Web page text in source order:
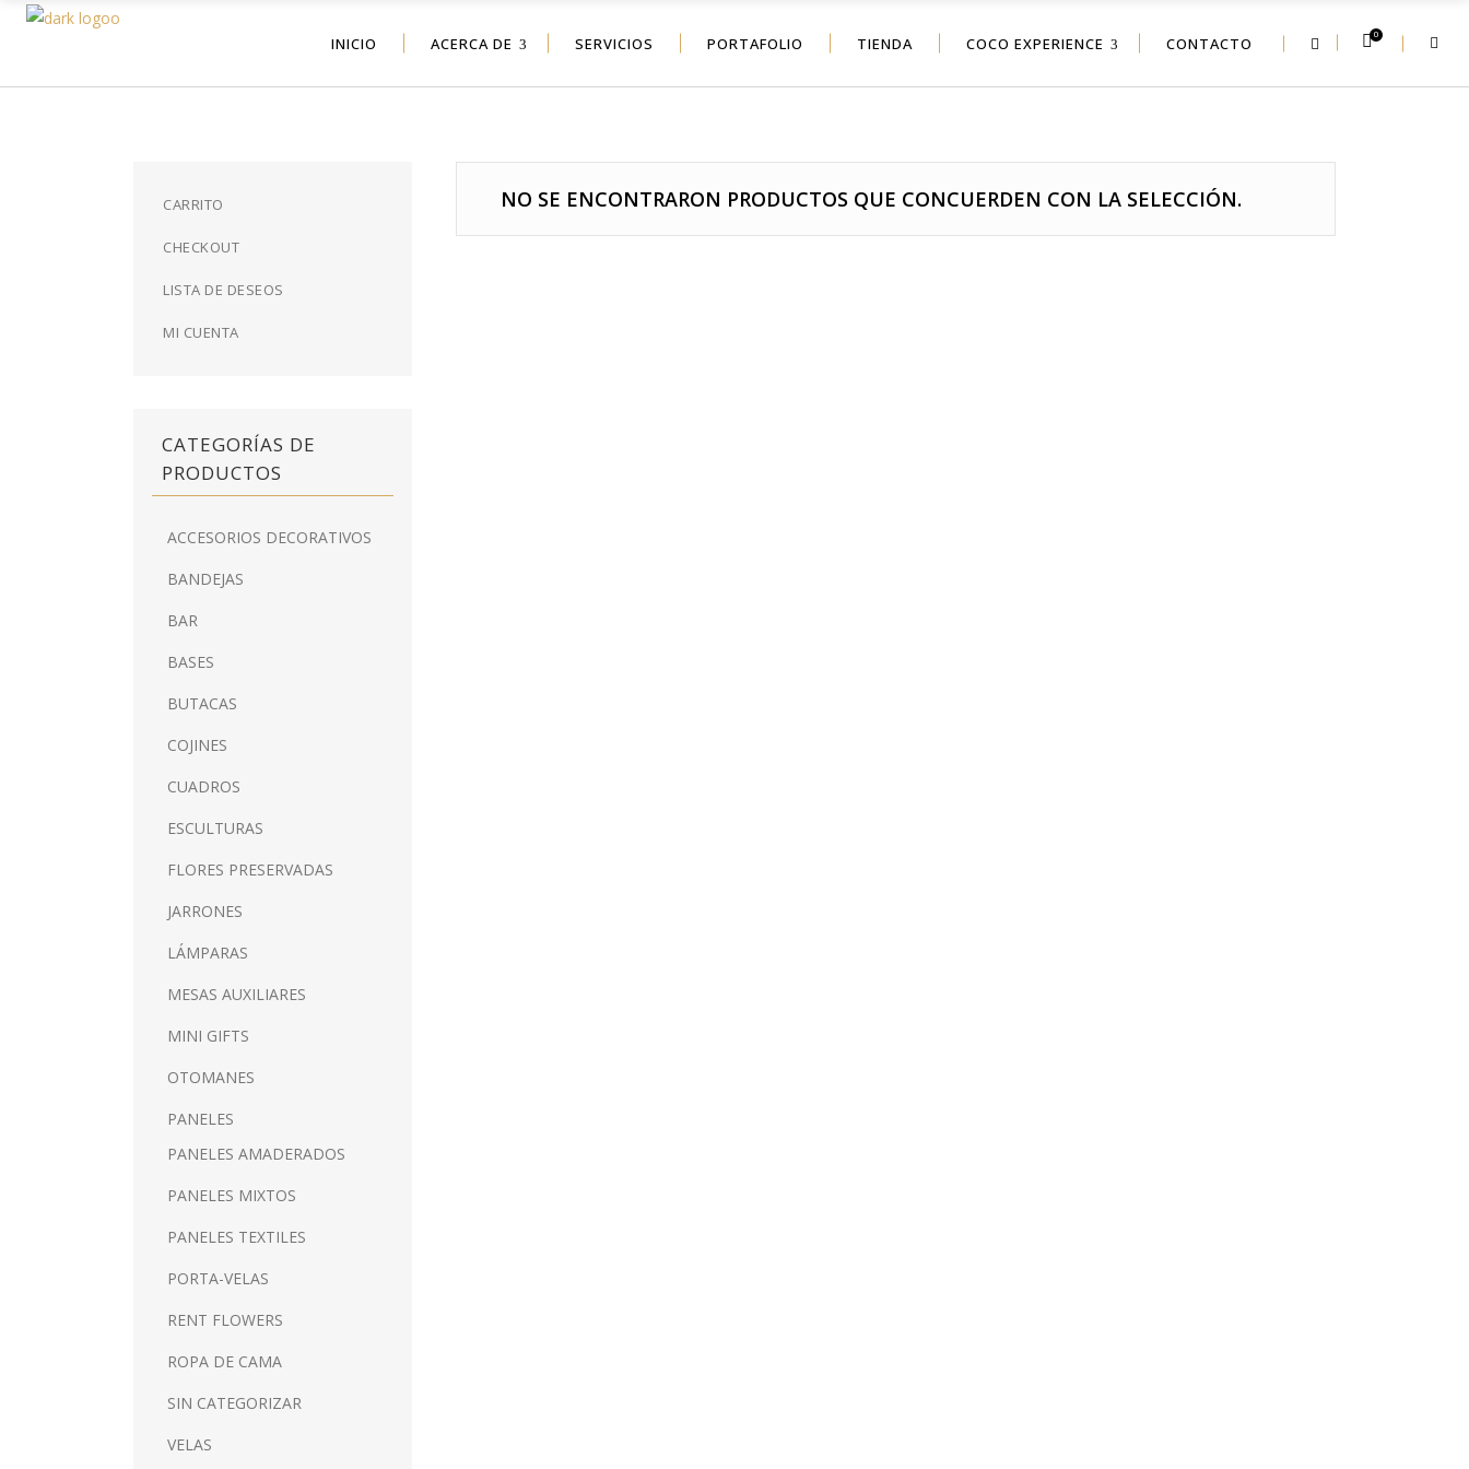
INICIO ACERCA DE SERVICIOS PORTAFOLIO TIENDA COCO EXPERIENCE CONTACTO 0
CARRITO
CHECKOUT
LISTA DE DESEOS
MI CUENTA
CATEGORÍAS DE
PRODUCTOS
ACCESORIOS DECORATIVOS
BANDEJAS
BAR
BASES
BUTACAS
COJINES
CUADROS
ESCULTURAS
FLORES PRESERVADAS
JARRONES
LÁMPARAS
MESAS AUXILIARES
MINI GIFTS
OTOMANES
PANELES
PANELES AMADERADOS
PANELES MIXTOS
PANELES TEXTILES
PORTA-VELAS
RENT FLOWERS
ROPA DE CAMA
SIN CATEGORIZAR
VELAS
NO SE ENCONTRARON PRODUCTOS QUE CONCUERDEN CON LA SELECCIÓN.